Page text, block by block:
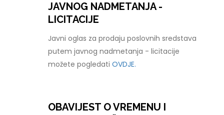
JAVNOG NADMETANJA -
LICITACIJE
Javni oglas za prodaju poslovnih sredstava
putem javnog nadmetanja - licitacije
možete pogledatiOVDJE.
OBAVIJEST O VREMENU I